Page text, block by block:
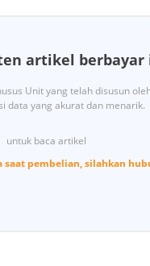
artikel berbayar
Unit yang telah disusun
data yang akurat dan menarik.
untuk baca artikel
saat pembelian, silahkan